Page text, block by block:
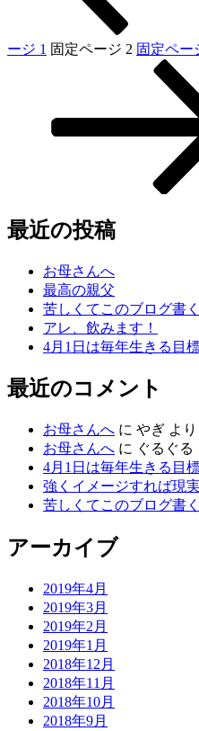
ージ 1 固定ページ 2 固定ペー
最近の投稿
お母さんへ
最高の親父
苦しくてこのブログ書
アレ、飲みます！
4月1日は毎年生きる目
最近のコメント
お母さんへ に やぎ より
お母さんへ に ぐるぐる
4月1日は毎年生きる目
強くイメージすれば現実
苦しくてこのブログ書
アーカイブ
2019年4月
2019年3月
2019年2月
2019年1月
2018年12月
2018年11月
2018年10月
2018年9月